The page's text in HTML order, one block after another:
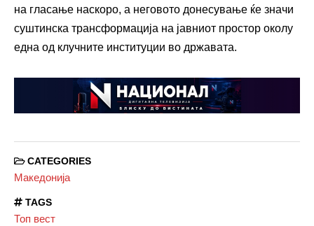
на гласање наскоро, а неговото донесување ќе значи
суштинска трансформација на јавниот простор околу
една од клучните институции во државата.
CATEGORIES
Македонија
TAGS
Топ вест